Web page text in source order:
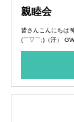
親睦会
皆さんこんにちは
(￣▽￣;)（汗）